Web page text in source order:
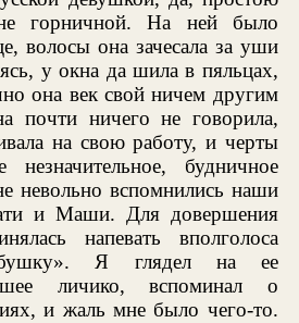
горничной. На ней было
волосы она зачесала за уши
у окна да шила в пяльцах,
она век свой ничем другим
почти ничего не говорила,
на свою работу, и черты
будничное
невольно вспомнились наши
и Маши. Для довершения
напевать вполголоса
Я глядел на ее
личико, вспоминал о
и жаль мне было чего-то.